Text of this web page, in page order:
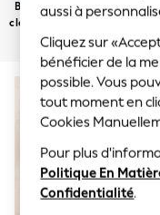
Trousers
Sun Hats &
T-Shirts &
Sunglasses
Men's
All Swimwear
Accessories
Footwear
Hats
Linen
Loafers
Bonnets
classiques
Balconnet
aussi à
Cliquez sur
bénéficier de la
possible. Vous
tout moment en
Cookies
Pour plus
Politique En
Confidentialité.